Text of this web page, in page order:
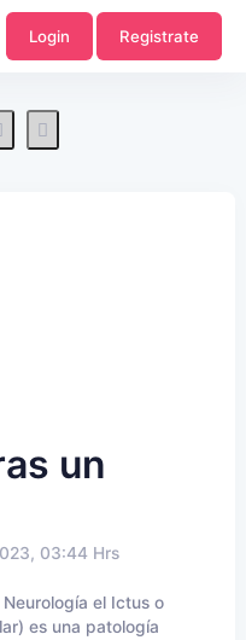
Login Registrate
un
03:44 Hrs
el Ictus o
es una patología